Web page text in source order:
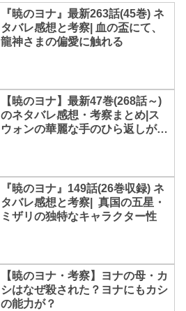
『暁のヨナ』最新263話(45巻) ネ
タバレ感想と考察| 血の盃にて、
龍神さまの偏愛に触れる
【暁のヨナ】最新47巻(268話～)
のネタバレ感想・考察まとめ|ス
ウォンの華麗な手のひら返しがも
『暁のヨナ』149話(26巻収録) ネ
タバレ感想と考察| 真国の五星・
ミザリの独特なキャラクター性
【暁のヨナ・考察】ヨナの母・カ
シはなぜ殺された？ヨナにもカシ
の能力が？